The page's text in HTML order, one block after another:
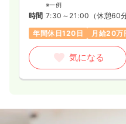
※一例
時間 7:30～21:00 （休憩60
年間休日120日
月給20万
気になる